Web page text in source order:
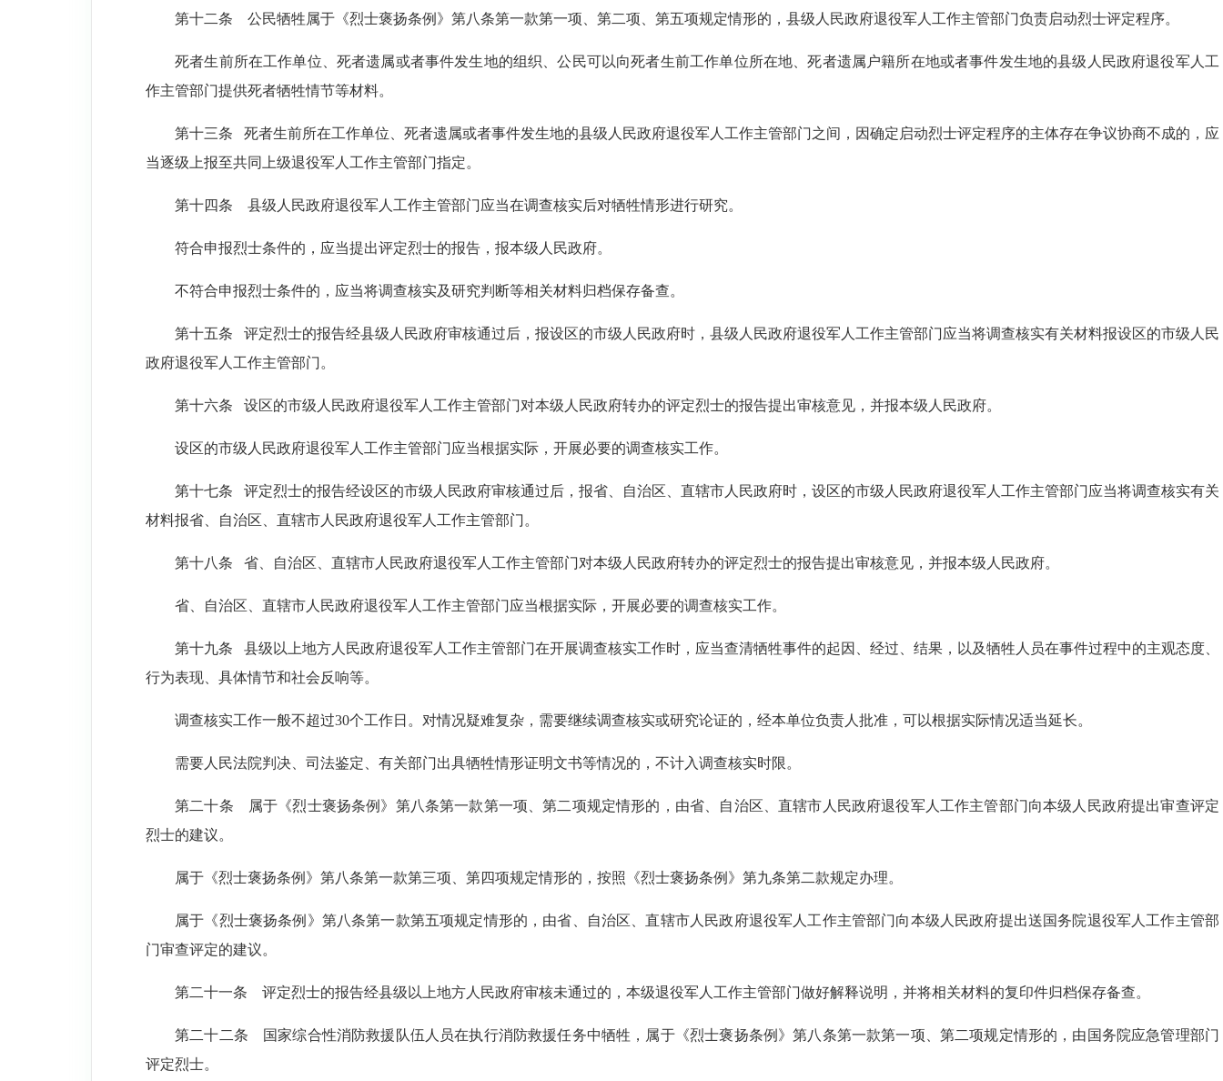
第十二条 公民牺牲属于《烈士褒扬条例》第八条第一款第一项、第二项、第五项规定情形的，县级人民政府退役军人工作主管部门负责启动烈士评定程序。
死者生前所在工作单位、死者遗属或者事件发生地的组织、公民可以向死者生前工作单位所在地、死者遗属户籍所在地或者事件发生地的县级人民政府退役军人工
作主管部门提供死者牺牲情节等材料。
第十三条 死者生前所在工作单位、死者遗属或者事件发生地的县级人民政府退役军人工作主管部门之间，因确定启动烈士评定程序的主体存在争议协商不成的，应
当逐级上报至共同上级退役军人工作主管部门指定。
第十四条 县级人民政府退役军人工作主管部门应当在调查核实后对牺牲情形进行研究。
符合申报烈士条件的，应当提出评定烈士的报告，报本级人民政府。
不符合申报烈士条件的，应当将调查核实及研究判断等相关材料归档保存备查。
第十五条 评定烈士的报告经县级人民政府审核通过后，报设区的市级人民政府时，县级人民政府退役军人工作主管部门应当将调查核实有关材料报设区的市级人民
政府退役军人工作主管部门。
第十六条 设区的市级人民政府退役军人工作主管部门对本级人民政府转办的评定烈士的报告提出审核意见，并报本级人民政府。
设区的市级人民政府退役军人工作主管部门应当根据实际，开展必要的调查核实工作。
第十七条 评定烈士的报告经设区的市级人民政府审核通过后，报省、自治区、直辖市人民政府时，设区的市级人民政府退役军人工作主管部门应当将调查核实有关
材料报省、自治区、直辖市人民政府退役军人工作主管部门。
第十八条 省、自治区、直辖市人民政府退役军人工作主管部门对本级人民政府转办的评定烈士的报告提出审核意见，并报本级人民政府。
省、自治区、直辖市人民政府退役军人工作主管部门应当根据实际，开展必要的调查核实工作。
第十九条 县级以上地方人民政府退役军人工作主管部门在开展调查核实工作时，应当查清牺牲事件的起因、经过、结果，以及牺牲人员在事件过程中的主观态度、
行为表现、具体情节和社会反响等。
调查核实工作一般不超过30个工作日。对情况疑难复杂，需要继续调查核实或研究论证的，经本单位负责人批准，可以根据实际情况适当延长。
需要人民法院判决、司法鉴定、有关部门出具牺牲情形证明文书等情况的，不计入调查核实时限。
第二十条 属于《烈士褒扬条例》第八条第一款第一项、第二项规定情形的，由省、自治区、直辖市人民政府退役军人工作主管部门向本级人民政府提出审查评定
烈士的建议。
属于《烈士褒扬条例》第八条第一款第三项、第四项规定情形的，按照《烈士褒扬条例》第九条第二款规定办理。
属于《烈士褒扬条例》第八条第一款第五项规定情形的，由省、自治区、直辖市人民政府退役军人工作主管部门向本级人民政府提出送国务院退役军人工作主管部
门审查评定的建议。
第二十一条 评定烈士的报告经县级以上地方人民政府审核未通过的，本级退役军人工作主管部门做好解释说明，并将相关材料的复印件归档保存备查。
第二十二条 国家综合性消防救援队伍人员在执行消防救援任务中牺牲，属于《烈士褒扬条例》第八条第一款第一项、第二项规定情形的，由国务院应急管理部门
评定烈士。